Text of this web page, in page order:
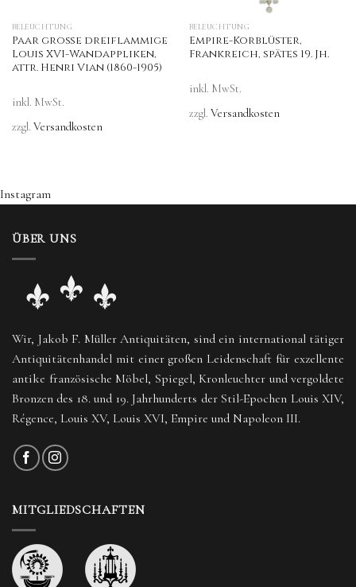
BELEUCHTUNG
Paar große dreiflammige
Louis XVI-Wandappliken,
attr. Henri Vian (1860-1905)
inkl. MwSt.
zzgl. Versandkosten
BELEUCHTUNG
Empire-Korblüster,
Frankreich, spätes 19. Jh.
inkl. MwSt.
zzgl. Versandkosten
Instagram
ÜBER UNS
Wir, Jakob F. Müller Antiquitäten, sind ein international tätiger
Antiquitätenhandel mit einer großen Leidenschaft für exzellente
antike französische Möbel, Spiegel, Kronleuchter und vergoldete
Bronzen des 18. und 19. Jahrhunderts der Stil-Epochen Louis XIV,
Régence, Louis XV, Louis XVI, Empire und Napoleon III.
MITGLIEDSCHAFTEN